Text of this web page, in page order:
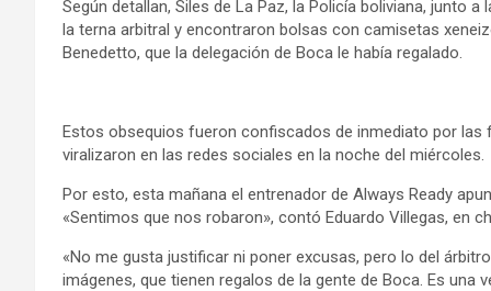
Según detallan, Siles de La Paz, la Policía boliviana, junto
la terna arbitral y encontraron bolsas con camisetas
Benedetto, que la delegación de Boca le había regalado.
Estos obsequios fueron confiscados de inmediato por
viralizaron en las redes sociales en la noche del miércoles.
Por esto, esta mañana el entrenador de Always Ready
«Sentimos que nos robaron», contó Eduardo Villegas, en
«No me gusta justificar ni poner excusas, pero lo del
imágenes, que tienen regalos de la gente de Boca. Es una